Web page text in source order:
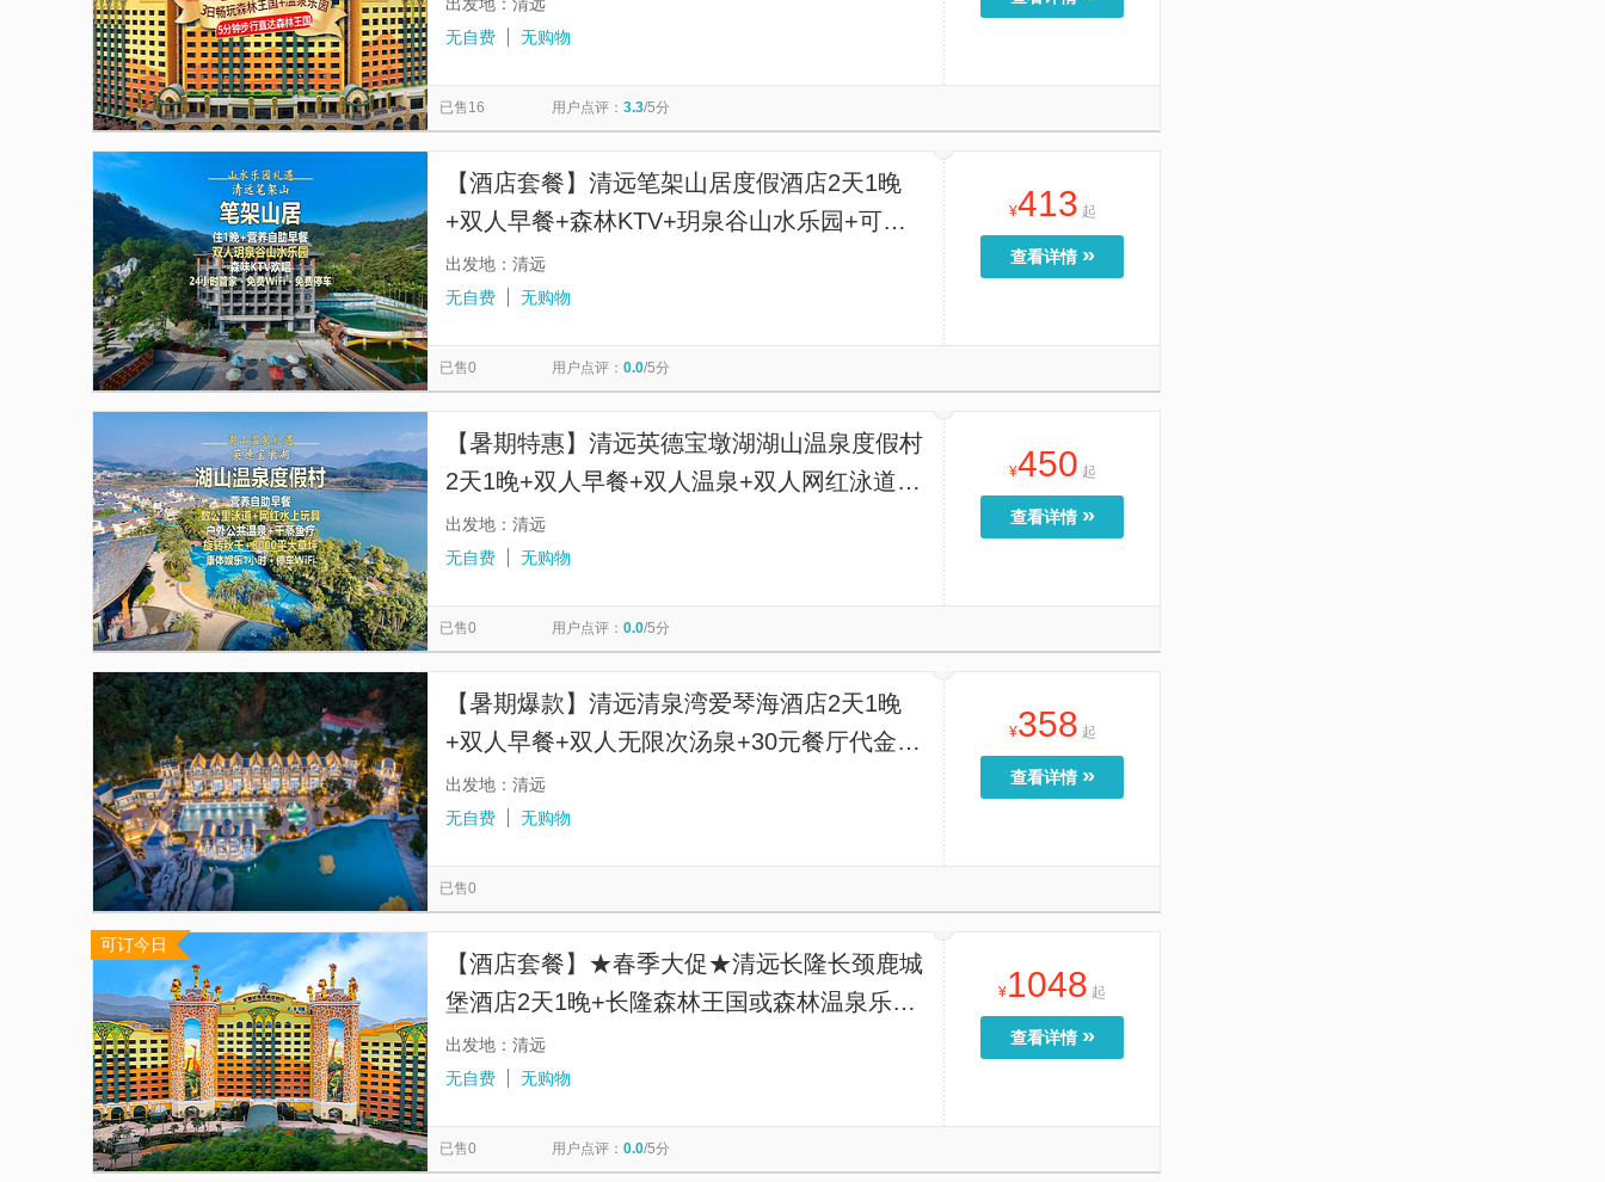
无自费
无购物
已售16 用户点评： 3.3/5分
【酒店套餐】清远笔架山居度假酒店2天1晚
+双人早餐+森林KTV+玥泉谷山水乐园+可选
笔架山大瀑布或青龙峡漂流
出发地：清远
无自费
无购物
¥413 起
查看详情 »
已售0 用户点评： 0.0/5分
【暑期特惠】清远英德宝墩湖湖山温泉度假村
2天1晚+双人早餐+双人温泉+双人网红泳道
+康体娱乐+可选带泡池房型
出发地：清远
无自费
无购物
¥450 起
查看详情 »
已售0 用户点评： 0.0/5分
【暑期爆款】清远清泉湾爱琴海酒店2天1晚
+双人早餐+双人无限次汤泉+30元餐厅代金券
+可选水上乐园或漂流
出发地：清远
无自费
无购物
¥358 起
查看详情 »
已售0
可订今日
【酒店套餐】★春季大促★清远长隆长颈鹿城
堡酒店2天1晚+长隆森林王国或森林温泉乐园
门票畅玩可选早餐/晚餐套餐
出发地：清远
无自费
无购物
¥1048 起
查看详情 »
已售0 用户点评： 0.0/5分